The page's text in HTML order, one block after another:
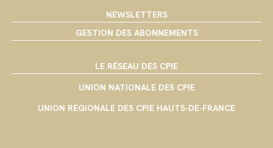
NEWSLETTERS
GESTION DES ABONNEMENTS
LE RÉSEAU DES CPIE
UNION NATIONALE DES CPIE
UNION RÉGIONALE DES CPIE HAUTS-DE-FRANCE